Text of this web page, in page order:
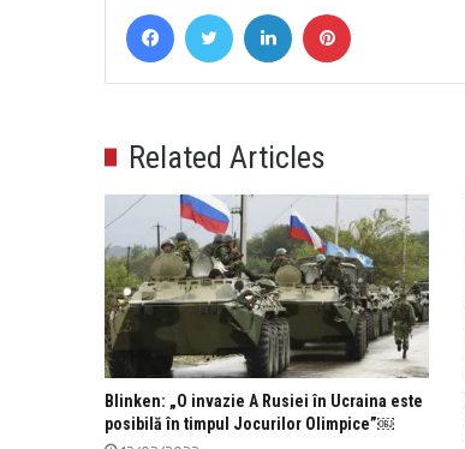
FacebookTwitter LinkedIn
Related Articles
Blinken: „O invazie A Rusiei în Ucraina este
posibilă în timpul Jocurilor Olimpice”￼